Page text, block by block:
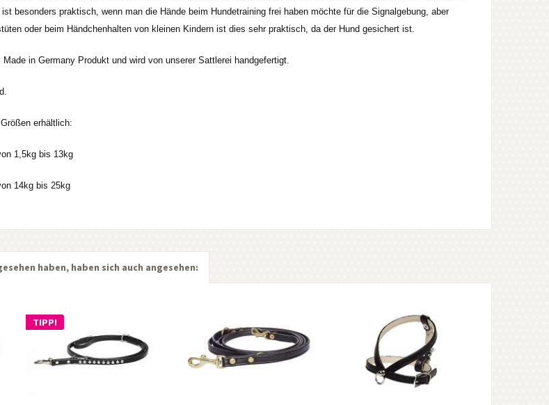
besonders praktisch, wenn man die Hände beim Hundetraining frei haben möchte für die Signalgebung, aber
oder beim Händchenhalten von kleinen Kindern ist dies sehr praktisch, da der Hund gesichert ist.
in Germany Produkt und wird von unserer Sattlerei handgefertigt.
erhältlich:
1,5kg bis 13kg
14kg bis 25kg
haben, haben sich auch angesehen:
TIPP!